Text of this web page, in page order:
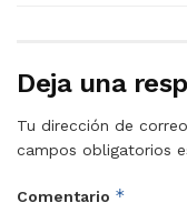
Deja una
Tu dirección de
campos obligatorios
Comentario *